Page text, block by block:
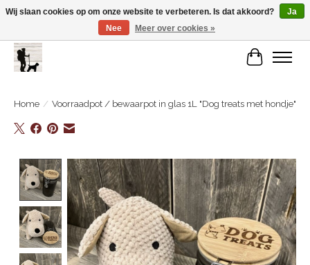
De Link..... Alles op maat voor je beste kameraard!
Home / Voorraadpot / bewaarpot in glas 1L "Dog treats met hondje"
Product image slideshow Items
Wij slaan cookies op om onze website te verbeteren. Is dat akkoord?
Ja
Nee
Meer over cookies »